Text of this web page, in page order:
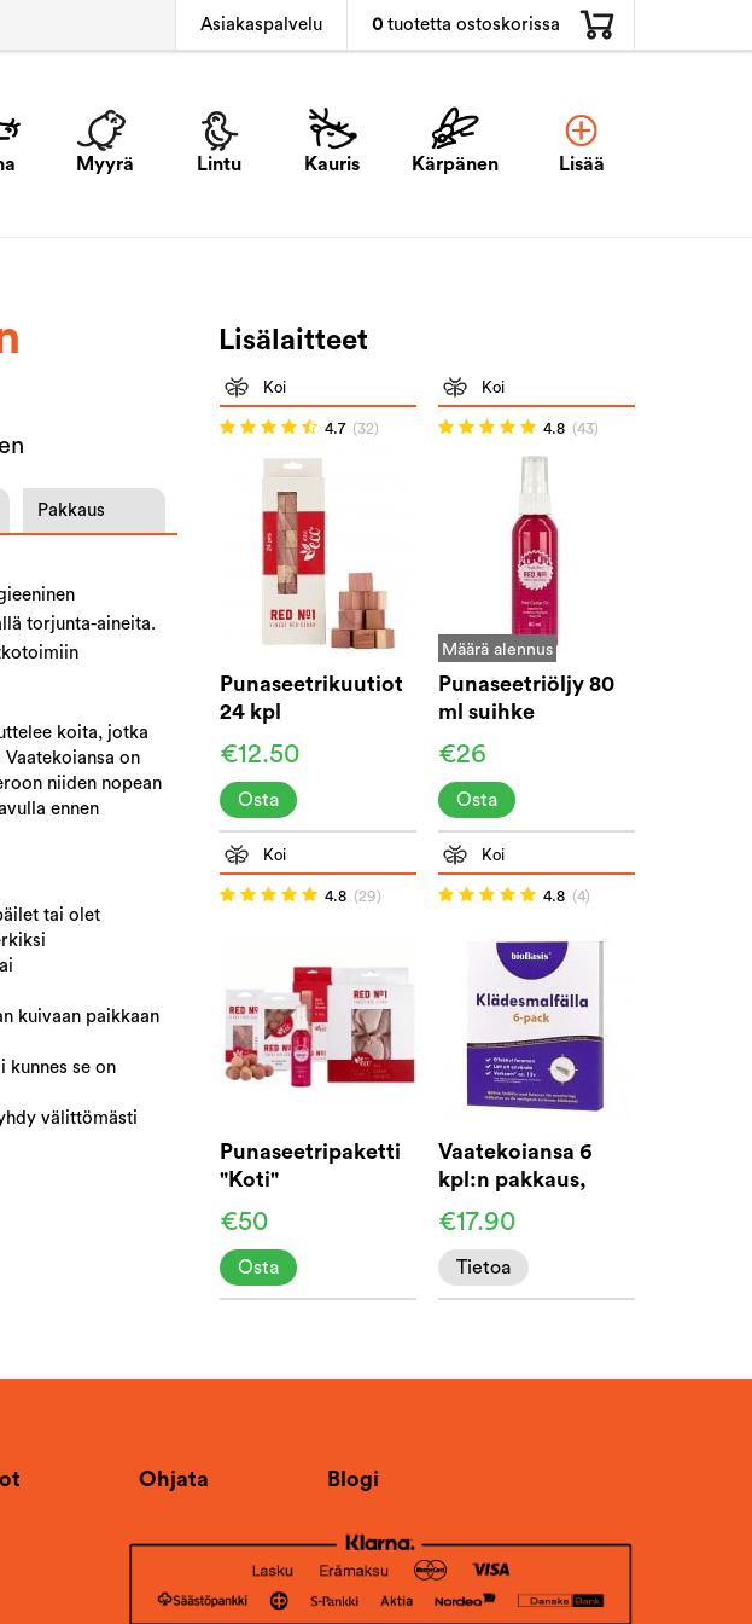
Asiakaspalvelu 0 tuotetta ostoskorissa
Myyrä Lintu Kauris Kärpänen Lisää
Pakkaus
torjunta-aineita.
koita, jotka
on
niiden nopean
ennen
tai olet
kuivaan paikkaan
kunnes se on
välittömästi
Lisälaitteet
Koi
4.7 (32)
Punaseetrikuutiot
24 kpl
€12.50
Osta
Koi
4.8 (43)
Määrä alennus
Punaseetriöljy 80
ml suihke
€26
Osta
Koi
4.8 (29)
Punaseetripaketti
"Koti"
€50
Osta
Koi
4.8 (4)
Vaatekoiansa 6
kpl:n pakkaus,
Biobasis®
€17.90
Tietoa
Ohjata Blogi